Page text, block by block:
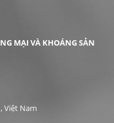
MẠI VÀ KHOÁNG SẢN
Việt Nam